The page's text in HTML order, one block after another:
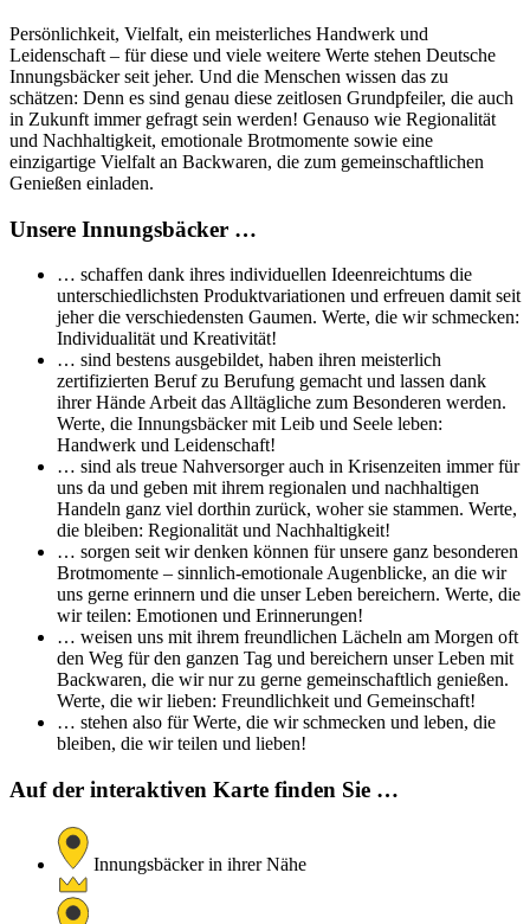
Persönlichkeit, Vielfalt, ein meisterliches Handwerk und
Leidenschaft – für diese und viele weitere Werte stehen Deutsche
Innungsbäcker seit jeher. Und die Menschen wissen das zu
schätzen: Denn es sind genau diese zeitlosen Grundpfeiler, die auch
in Zukunft immer gefragt sein werden! Genauso wie Regionalität
und Nachhaltigkeit, emotionale Brotmomente sowie eine
einzigartige Vielfalt an Backwaren, die zum gemeinschaftlichen
Genießen einladen.
Unsere Innungsbäcker …
… schaffen dank ihres individuellen Ideenreichtums die
unterschiedlichsten Produktvariationen und erfreuen damit seit
jeher die verschiedensten Gaumen. Werte, die wir schmecken:
Individualität und Kreativität!
… sind bestens ausgebildet, haben ihren meisterlich
zertifizierten Beruf zu Berufung gemacht und lassen dank
ihrer Hände Arbeit das Alltägliche zum Besonderen werden.
Werte, die Innungsbäcker mit Leib und Seele leben:
Handwerk und Leidenschaft!
… sind als treue Nahversorger auch in Krisenzeiten immer für
uns da und geben mit ihrem regionalen und nachhaltigen
Handeln ganz viel dorthin zurück, woher sie stammen. Werte,
die bleiben: Regionalität und Nachhaltigkeit!
… sorgen seit wir denken können für unsere ganz besonderen
Brotmomente – sinnlich-emotionale Augenblicke, an die wir
uns gerne erinnern und die unser Leben bereichern. Werte, die
wir teilen: Emotionen und Erinnerungen!
… weisen uns mit ihrem freundlichen Lächeln am Morgen oft
den Weg für den ganzen Tag und bereichern unser Leben mit
Backwaren, die wir nur zu gerne gemeinschaftlich genießen.
Werte, die wir lieben: Freundlichkeit und Gemeinschaft!
… stehen also für Werte, die wir schmecken und leben, die
bleiben, die wir teilen und lieben!
Auf der interaktiven Karte finden Sie …
Innungsbäcker in ihrer Nähe